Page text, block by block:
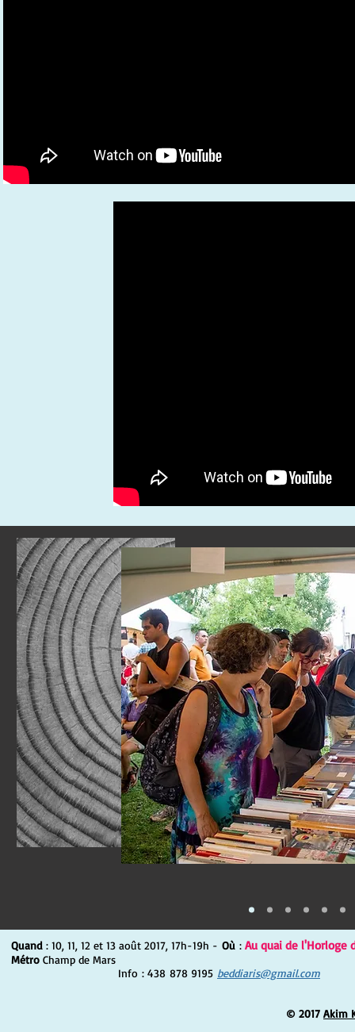
Quand : 10, 11, 12 et 13 août 2017, 17h-19h - Où : Au quai de l'Horloge
Métro Champ de Mars
Info : 438 878 9195 beddiaris@gmail.com
© 2017 Akim